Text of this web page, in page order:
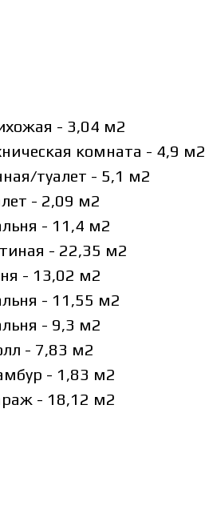
- 3,04 м2
комната - 4,9 м2
туалет - 5,1 м2
- 2,09 м2
- 11,4 м2
- 22,35 м2
- 13,02 м2
- 11,55 м2
- 9,3 м2
- 7,83 м2
- 1,83 м2
- 18,12 м2